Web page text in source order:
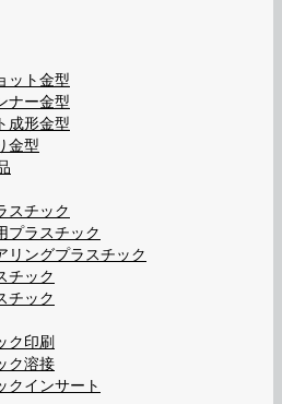
ット金型
ナー金型
成形金型
金型
スチック
プラスチック
リングプラスチック
チック
チック
ク印刷
ク溶接
クインサート